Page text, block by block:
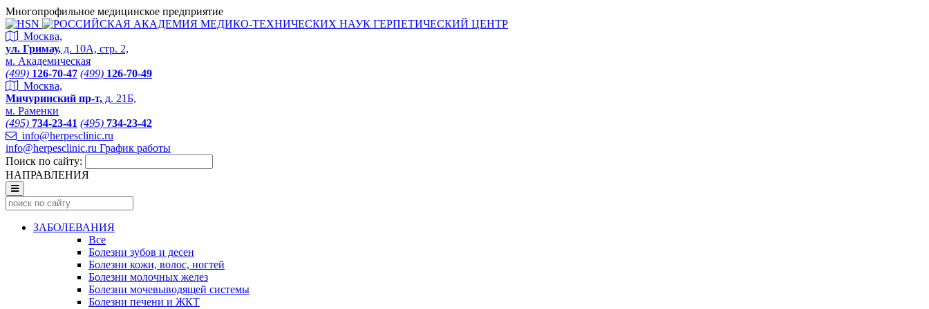
Многопрофильное медицинское предприятие
Москва,
ул. Гримау, д. 10А, стр. 2,
м. Академическая
(499) 126-70-47 (499) 126-70-49
Москва,
Мичуринский пр-т, д. 21Б,
м. Раменки
(495) 734-23-41 (495) 734-23-42
info@herpesclinic.ru
info@herpesclinic.ru График работы
Поиск по сайту:
НАПРАВЛЕНИЯ
ЗАБОЛЕВАНИЯ
Все
Болезни зубов и десен
Болезни кожи, волос, ногтей
Болезни молочных желез
Болезни мочевыводящей системы
Болезни печени и ЖКТ